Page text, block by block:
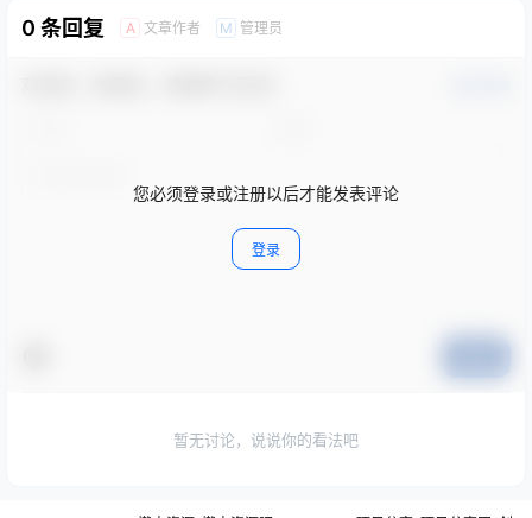
0 条回复 A 文章作者 M 管理员
您必须登录或注册以后才能发表评论
登录
暂无讨论，说说你的看法吧